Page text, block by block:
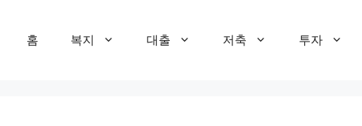
홈 복지 대출 저축 투자